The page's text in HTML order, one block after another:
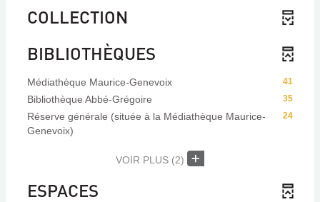
COLLECTION
BIBLIOTHÈQUES
41
Médiathèque Maurice-Genevoix
35
Bibliothèque Abbé-Grégoire
24
Réserve générale (située à la Médiathèque Maurice-
Genevoix)
VOIR PLUS (2)
ESPACES